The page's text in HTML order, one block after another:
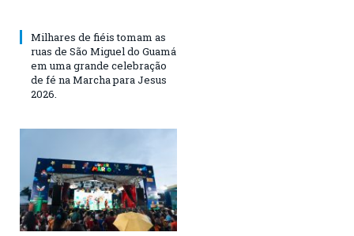
Milhares de fiéis tomam as
ruas de São Miguel do Guamá
em uma grande celebração
de fé na Marcha para Jesus
2026.